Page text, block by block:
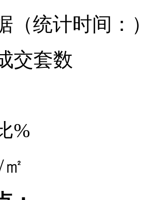
（统计时间： ）
交套数
%